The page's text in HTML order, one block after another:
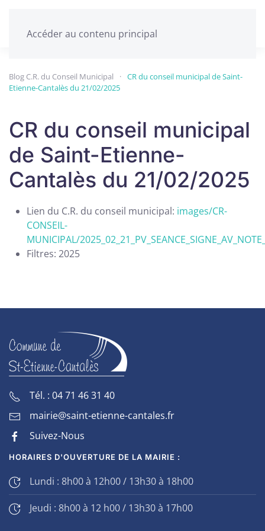
Accéder au contenu principal
Blog C.R. du Conseil Municipal
CR du conseil municipal de Saint-
Etienne-Cantalès du 21/02/2025
CR du conseil municipal
de Saint-Etienne-
Cantalès du 21/02/2025
Lien du C.R. du conseil municipal: images/CR-
CONSEIL-
MUNICIPAL/
Filtres: 2025
Tél. : 04 71 46 31 40
mairie@saint-etienne-cantales.fr
Suivez-Nous
HORAIRES D'OUVERTURE DE LA MAIRIE :
Lundi : 8h00 à 12h00 / 13h30 à 18h00
Jeudi : 8h00 à 12 h00 / 13h30 à 17h00